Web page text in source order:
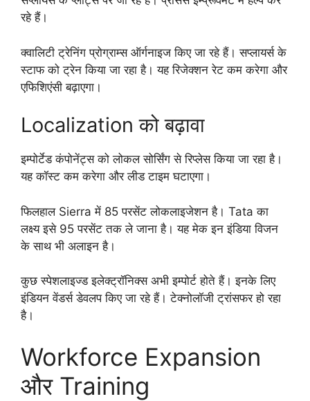
रहे हैं।
क्वालिटी ट्रेनिंग प्रोग्राम्स ऑर्गनाइज किए जा रहे हैं। सप्लायर्स के
स्टाफ को ट्रेन किया जा रहा है। यह रिजेक्शन रेट कम करेगा और
एफिशिएंसी बढ़ाएगा।
Localization को बढ़ावा
इम्पोर्टेड कंपोनेंट्स को लोकल सोर्सिंग से रिप्लेस किया जा रहा है।
यह कॉस्ट कम करेगा और लीड टाइम घटाएगा।
फिलहाल Sierra में 85 परसेंट लोकलाइजेशन है। Tata का
लक्ष्य इसे 95 परसेंट तक ले जाना है। यह मेक इन इंडिया विजन
के साथ भी अलाइन है।
कुछ स्पेशलाइज्ड इलेक्ट्रॉनिक्स अभी इम्पोर्ट होते हैं। इनके लिए
इंडियन वेंडर्स डेवलप किए जा रहे हैं। टेक्नोलॉजी ट्रांसफर हो रहा
है।
Workforce Expansion
और Training